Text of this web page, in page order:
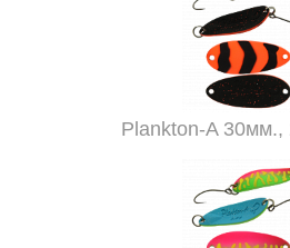
Plankton-A 30мм.,